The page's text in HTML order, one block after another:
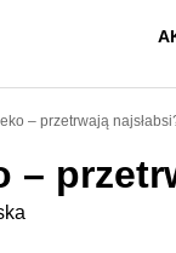
– przetrwają
–